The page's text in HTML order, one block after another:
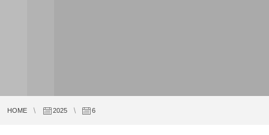
HOME 2025 6